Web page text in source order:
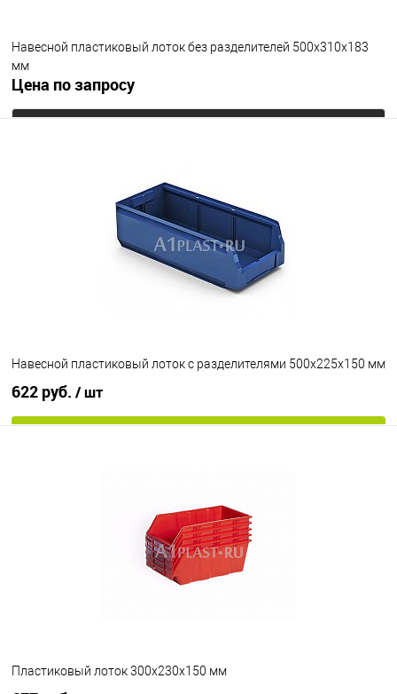
Навесной пластиковый лоток без разделителей 500х310х183
мм
Цена по запросу
Навесной пластиковый лоток с разделителями 500х225х150 мм
622 руб. / шт
Пластиковый лоток 300х230х150 мм